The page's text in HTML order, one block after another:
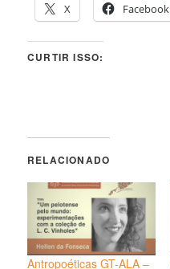
X
Facebook
CURTIR ISSO:
RELACIONADO
Antropoéticas GT-ALA –